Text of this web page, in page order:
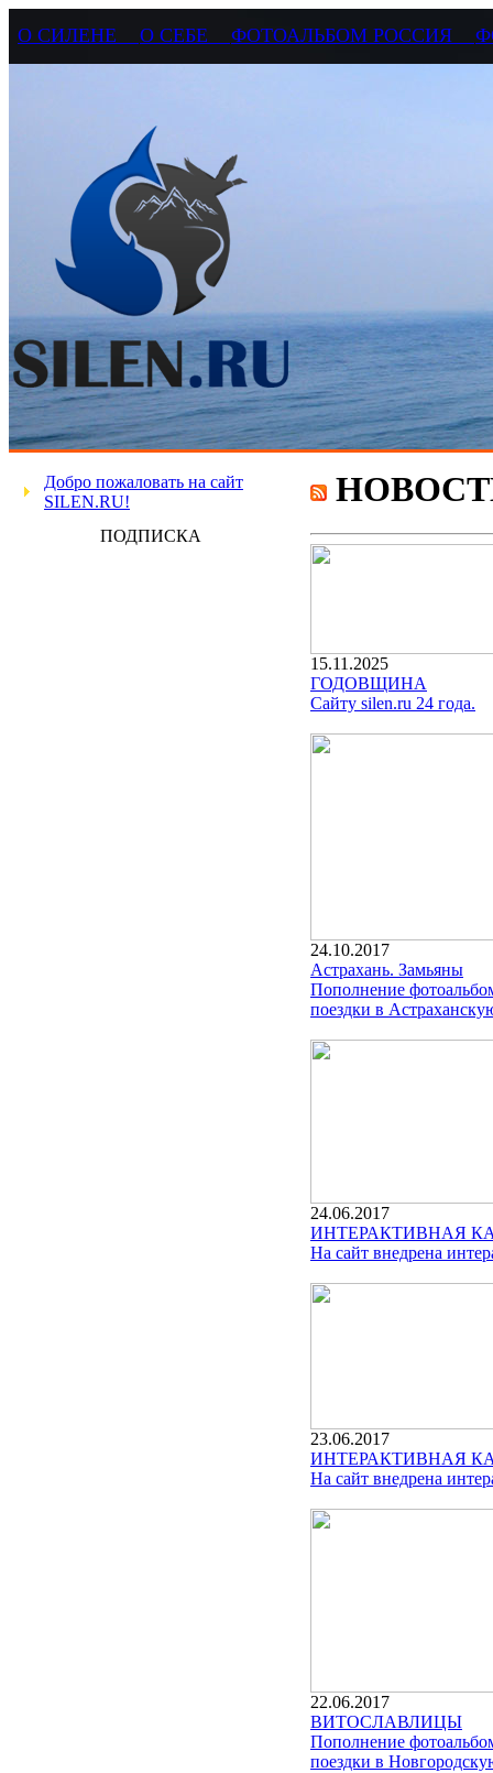
О СИЛЕНЕ О СЕБЕ ФОТОАЛЬБОМ РОССИЯ
Добро пожаловать на сайт
SILEN.RU!
ПОДПИСКА
15.11.2025
ГОДОВЩИНА
Сайту silen.ru 24 года.
24.10.2017
Астрахань. Замьяны
Пополнение
поездки в
24.06.2017
ИНТЕРАКТИВНАЯ
На сайт внедрена
23.06.2017
ИНТЕРАКТИВНАЯ
На сайт внедрена
22.06.2017
ВИТОСЛАВЛИЦЫ
Пополнение
поездки в